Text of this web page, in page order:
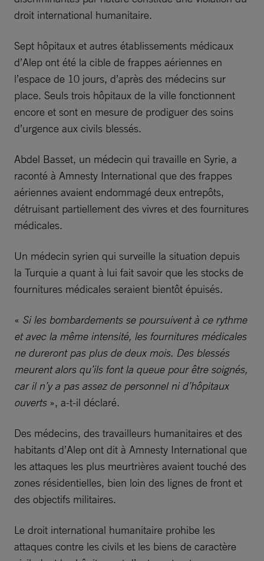
droit international humanitaire.
Sept hôpitaux et autres établissements médicaux
d’Alep ont été la cible de frappes aériennes en
l’espace de 10 jours, d’après des médecins sur
place. Seuls trois hôpitaux de la ville fonctionnent
encore et sont en mesure de prodiguer des soins
d’urgence aux civils blessés.
Abdel Basset, un médecin qui travaille en Syrie, a
raconté à Amnesty International que des frappes
aériennes avaient endommagé deux entrepôts,
détruisant partiellement des vivres et des fournitures
médicales.
Un médecin syrien qui surveille la situation depuis
la Turquie a quant à lui fait savoir que les stocks de
fournitures médicales seraient bientôt épuisés.
« Si les bombardements se poursuivent à ce rythme
et avec la même intensité, les fournitures médicales
ne dureront pas plus de deux mois. Des blessés
meurent alors qu’ils font la queue pour être soignés,
car il n’y a pas assez de personnel ni d’hôpitaux
ouverts», a-t-il déclaré.
Des médecins, des travailleurs humanitaires et des
habitants d’Alep ont dit à Amnesty International que
les attaques les plus meurtrières avaient touché des
zones résidentielles, bien loin des lignes de front et
des objectifs militaires.
Le droit international humanitaire prohibe les
attaques contre les civils et les biens de caractère